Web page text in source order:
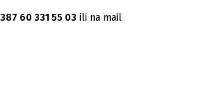
60 331 55 03 ili na mail